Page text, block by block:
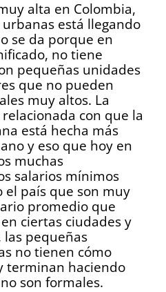
alta en Colombia,
está llegando
se da porque en
no tiene
pequeñas unidades
que no pueden
muy altos. La
con que la
está hecha más
y eso que hoy en
muchas
salarios mínimos
país que son muy
promedio que
ciertas ciudades y
las pequeñas
no tienen cómo
terminan haciendo
son formales.